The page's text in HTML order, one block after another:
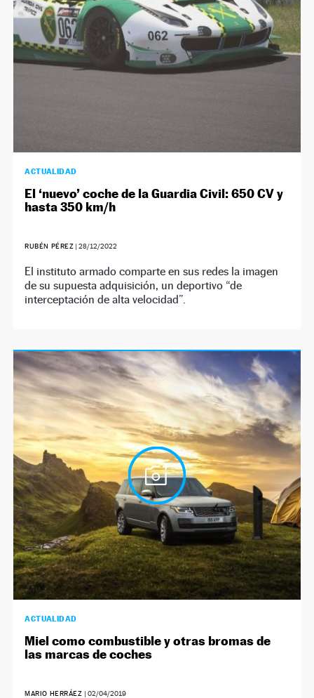
ACTUALIDAD
El ‘nuevo’ coche de la Guardia Civil: 650 CV y
hasta 350 km/h
RUBÉN PÉREZ |28/12/2022
El instituto armado comparte en sus redes la imagen
de su supuesta adquisición, un deportivo “de
interceptación de alta velocidad”.
ACTUALIDAD
Miel como combustible y otras bromas de
las marcas de coches
MARIO HERRÁEZ | 02/04/2019